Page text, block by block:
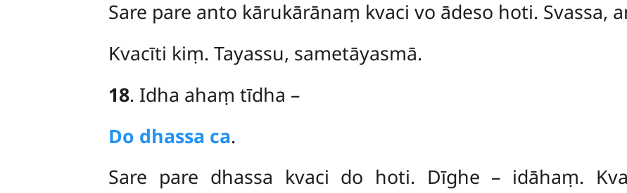
Sare pare anto kārukārānaṃ kvaci vo ādeso hoti. Svassa,
Kvacīti kiṃ. Tayassu, sametāyasmā.
18. Idha ahaṃ tīdha –
Do dhassa ca.
Sare pare dhassa kvaci do hoti. Dīghe – idāhaṃ.